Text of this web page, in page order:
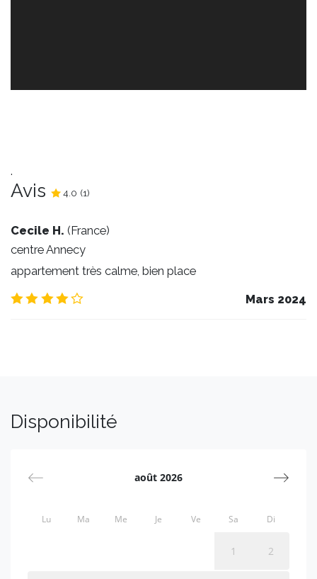
.
Avis 4.0 /5
4.0 (1)
Cecile H. (France)
centre Annecy
appartement très calme, bien place
Mars 2024
Disponibilité
août 2026
Lu Ma Me Je Ve Sa Di
1 2